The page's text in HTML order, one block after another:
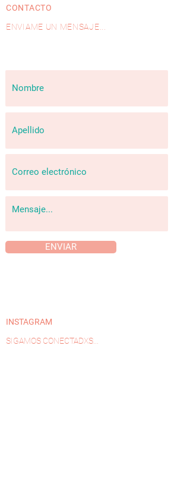
CONTACTO
ENVIAME UN MENSAJE...
ENVIAR
INSTAGRAM
SIGAMOS CONECTADXS...